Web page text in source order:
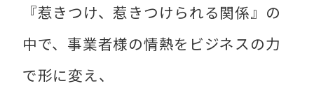
『惹きつけ、惹きつけられる関係』の
中で、事業者様の情熱をビジネスの力
で形に変え、